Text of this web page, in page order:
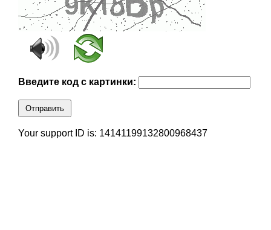
Введите код с картинки:
Отправить
Your support ID is: 14141199132800968437